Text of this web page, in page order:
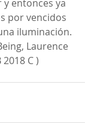
entonces ya
por vencidos
iluminación.
Laurence
C )